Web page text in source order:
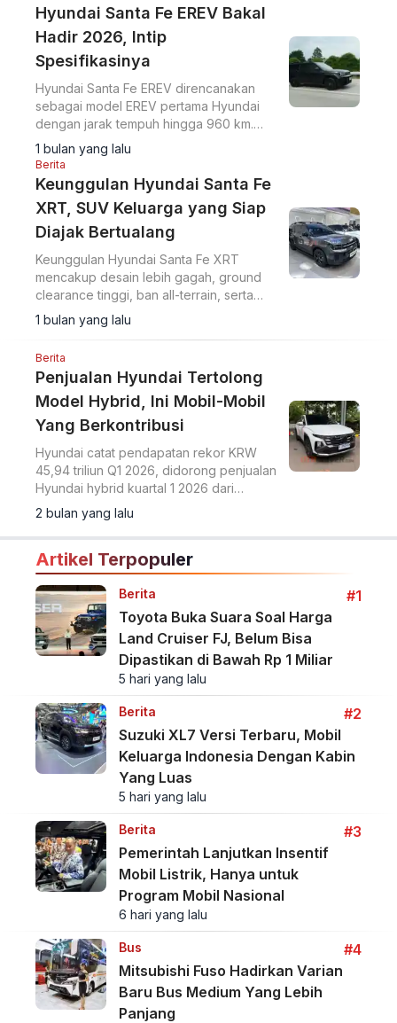
Hyundai Santa Fe EREV Bakal
Hadir 2026, Intip
Spesifikasinya
Hyundai Santa Fe EREV direncanakan
sebagai model EREV pertama Hyundai
dengan jarak tempuh hingga 960 km.
Perkenalan pada publik dijadwalkan
pada 2026.
1 bulan yang lalu
Berita
Keunggulan Hyundai Santa Fe
XRT, SUV Keluarga yang Siap
Diajak Bertualang
Keunggulan Hyundai Santa Fe XRT
mencakup desain lebih gagah, ground
clearance tinggi, ban all-terrain, serta
sistem AWD HTRAC yang mendukung
penggunaan sebagai SUV keluarga
1 bulan yang lalu
Berita
Penjualan Hyundai Tertolong
Model Hybrid, Ini Mobil-Mobil
Yang Berkontribusi
Hyundai catat pendapatan rekor KRW
45,94 triliun Q1 2026, didorong penjualan
Hyundai hybrid kuartal 1 2026 dari
Tucson, Santa Fe, Sonata, dan Palisade.
2 bulan yang lalu
Artikel Terpopuler
Berita
#1
Toyota Buka Suara Soal Harga
Land Cruiser FJ, Belum Bisa
Dipastikan di Bawah Rp 1 Miliar
5 hari yang lalu
Berita
#2
Suzuki XL7 Versi Terbaru, Mobil
Keluarga Indonesia Dengan Kabin
Yang Luas
5 hari yang lalu
Berita
#3
Pemerintah Lanjutkan Insentif
Mobil Listrik, Hanya untuk
Program Mobil Nasional
6 hari yang lalu
Bus
#4
Mitsubishi Fuso Hadirkan Varian
Baru Bus Medium Yang Lebih
Panjang